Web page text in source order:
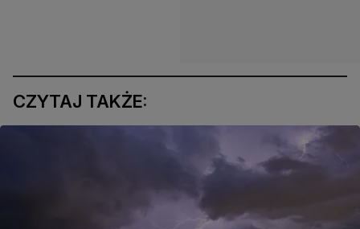
CZYTAJ TAKŻE: